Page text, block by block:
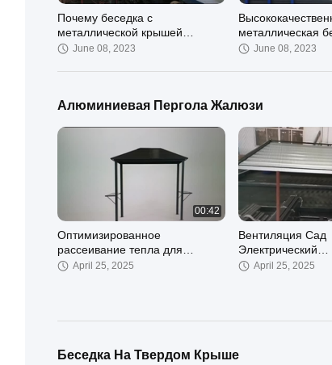
Почему беседка с
металлической крышей
размером 10х10 стальных
обновление на улице
June 08, 2023
металлическая
стальной
June 08, 2023
Алюминиевая Пергола Жалюзи
00:42
Оптимизированное
рассеивание тепла для
светодиодных систем
April 25, 2025
Вентиляция Сад
Электрический
Интеллектуальный
April 25, 2025
Беседка На Твердом Крыше